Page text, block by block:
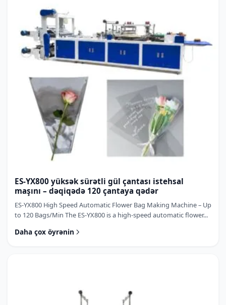
ES-YX800 yüksək sürətli gül çantası istehsal
maşını – dəqiqədə 120 çantaya qədər
ES-YX800 High Speed Automatic Flower Bag Making Machine – Up
to 120 Bags/Min The ES-YX800 is a high-speed automatic flower...
Daha çox öyrənin